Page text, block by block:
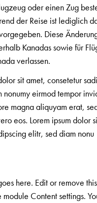
oder einen Zug
der Reise ist lediglich
Diese
Kanadas sowie für
verlassen.
sit amet, consetetur
nonumy eirmod tempor
magna aliquyam erat,
eos. Lorem ipsum dolor
elitr, sed diam nonu
here. Edit or remove
Content settings.